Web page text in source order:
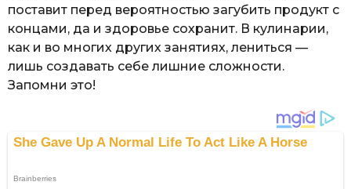
поставит перед вероятностью загубить продукт с
концами, да и здоровье сохранит. В кулинарии,
как и во многих других занятиях, лениться —
лишь создавать себе лишние сложности.
Запомни это!